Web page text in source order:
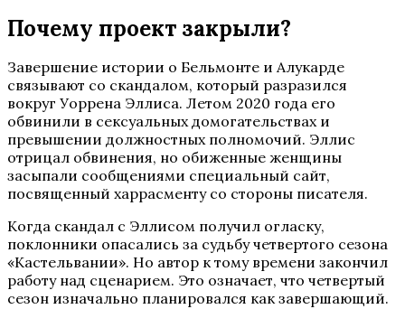
Почему проект закрыли?
Завершение истории о Бельмонте и Алукарде
связывают со скандалом, который разразился
вокруг Уоррена Эллиса. Летом 2020 года его
обвинили в сексуальных домогательствах и
превышении должностных полномочий. Эллис
отрицал обвинения, но обиженные женщины
засыпали сообщениями специальный сайт,
посвященный харрасменту со стороны писателя.
Когда скандал с Эллисом получил огласку,
поклонники опасались за судьбу четвертого сезона
«Кастельвании». Но автор к тому времени закончил
работу над сценарием. Это означает, что четвертый
сезон изначально планировался как завершающий.